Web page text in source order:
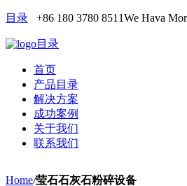
目录 +86 180 3780 8511We Hava
目录
首页
产品目录
解决方案
成功案例
关于我们
联系我们
Home/莹石石灰石粉碎设备